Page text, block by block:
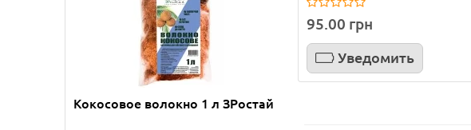
Кокосовое волокно 1 л ЗРостай
Приобрела опоры уже второй
прекрасны! Доставка очень
упаковано отлично!
Татьяна
95.00 грн
Уведомить